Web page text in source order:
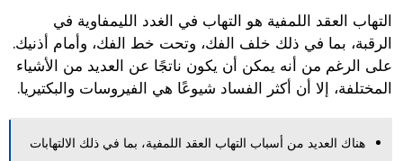
التهاب العقد اللمفية هو التهاب في الغدد الليمفاوية في
الرقبة، بما في ذلك خلف الفك، وتحت خط الفك، وأمام أذنيك.
على الرغم من أنه يمكن أن يكون ناتجًا عن العديد من الأشياء
المختلفة، إلا أن أكثر الفساد شيوعًا هي الفيروسات والبكتيريا.
هناك العديد من أسباب التهاب العقد اللمفية، بما في ذلك الالتهابات